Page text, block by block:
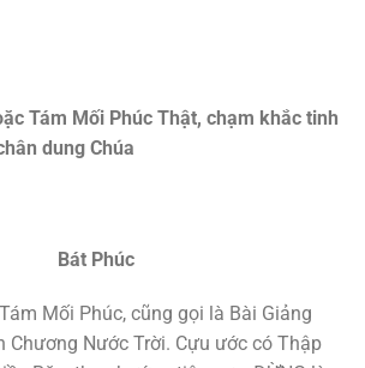
Tám Mối Phúc Thật, chạm khắc tinh
dung Chúa
Bát Phúc
Mối Phúc, cũng gọi là Bài Giảng
Chương Nước Trời. Cựu ước có Thập